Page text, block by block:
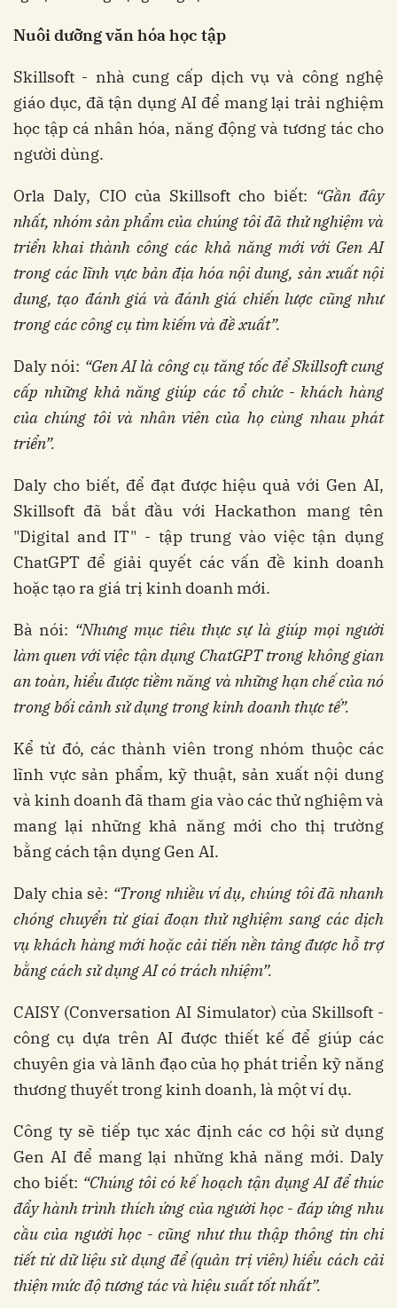
Nuôi dưỡng văn hóa học tập
Skillsoft - nhà cung cấp dịch vụ và công nghệ
giáo dục, đã tận dụng AI để mang lại trải nghiệm
học tập cá nhân hóa, năng động và tương tác cho
người dùng.
Orla Daly, CIO của Skillsoft cho biết: “Gần đây
nhất, nhóm sản phẩm của chúng tôi đã thử nghiệm và
triển khai thành công các khả năng mới với Gen AI
trong các lĩnh vực bản địa hóa nội dung, sản xuất nội
dung, tạo đánh giá và đánh giá chiến lược cũng như
trong các công cụ tìm kiếm và đề xuất”.
Daly nói: “Gen AI là công cụ tăng tốc để Skillsoft cung
cấp những khả năng giúp các tổ chức - khách hàng
của chúng tôi và nhân viên của họ cùng nhau phát
triển”.
Daly cho biết, để đạt được hiệu quả với Gen AI,
Skillsoft đã bắt đầu với Hackathon mang tên
"Digital and IT" - tập trung vào việc tận dụng
ChatGPT để giải quyết các vấn đề kinh doanh
hoặc tạo ra giá trị kinh doanh mới.
Bà nói: “Nhưng mục tiêu thực sự là giúp mọi người
làm quen với việc tận dụng ChatGPT trong không gian
an toàn, hiểu được tiềm năng và những hạn chế của nó
trong bối cảnh sử dụng trong kinh doanh thực tế”.
Kể từ đó, các thành viên trong nhóm thuộc các
lĩnh vực sản phẩm, kỹ thuật, sản xuất nội dung
và kinh doanh đã tham gia vào các thử nghiệm và
mang lại những khả năng mới cho thị trường
bằng cách tận dụng Gen AI.
Daly chia sẻ: “Trong nhiều ví dụ, chúng tôi đã nhanh
chóng chuyển từ giai đoạn thử nghiệm sang các dịch
vụ khách hàng mới hoặc cải tiến nền tảng được hỗ trợ
bằng cách sử dụng AI có trách nhiệm”.
CAISY (Conversation AI Simulator) của Skillsoft -
công cụ dựa trên AI được thiết kế để giúp các
chuyên gia và lãnh đạo của họ phát triển kỹ năng
thương thuyết trong kinh doanh, là một ví dụ.
Công ty sẽ tiếp tục xác định các cơ hội sử dụng
Gen AI để mang lại những khả năng mới. Daly
cho biết: “Chúng tôi có kế hoạch tận dụng AI để thúc
đẩy hành trình thích ứng của người học - đáp ứng nhu
cầu của người học - cũng như thu thập thông tin chi
tiết từ dữ liệu sử dụng để (quản trị viên) hiểu cách cải
thiện mức độ tương tác và hiệu suất tốt nhất”.